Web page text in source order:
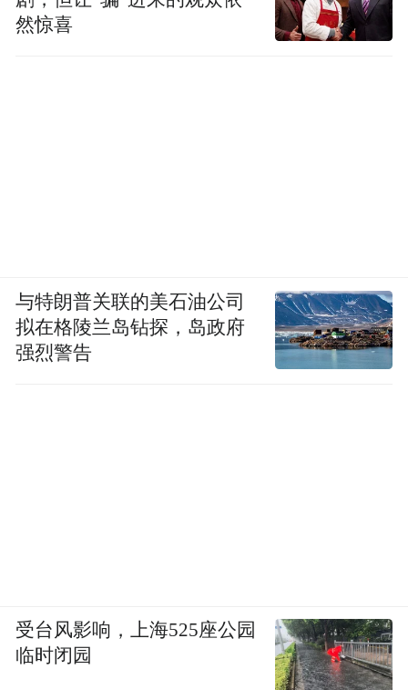
然惊喜
与特朗普关联的美石油公司
拟在格陵兰岛钻探，岛政府
强烈警告
受台风影响，上海525座公园
临时闭园